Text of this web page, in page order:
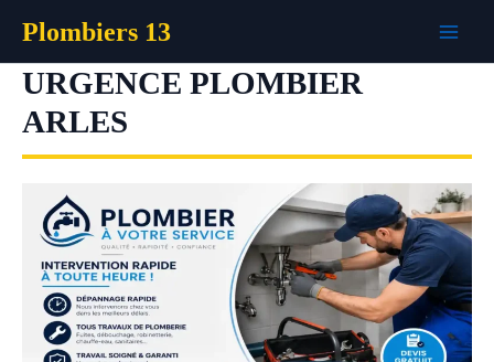
contenu
Plombiers 13
URGENCE PLOMBIER
ARLES